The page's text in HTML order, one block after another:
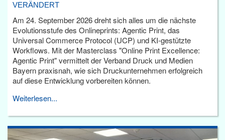
VERÄNDERT
Am 24. September 2026 dreht sich alles um die nächste
Evolutionsstufe des Onlineprints: Agentic Print, das
Universal Commerce Protocol (UCP) und KI-gestützte
Workflows. Mit der Masterclass "Online Print Excellence:
Agentic Print" vermittelt der Verband Druck und Medien
Bayern praxisnah, wie sich Druckunternehmen erfolgreich
auf diese Entwicklung vorbereiten können.
Weiterlesen...